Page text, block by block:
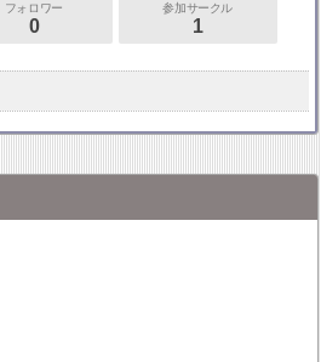
フォロワー
0
参加サークル
1